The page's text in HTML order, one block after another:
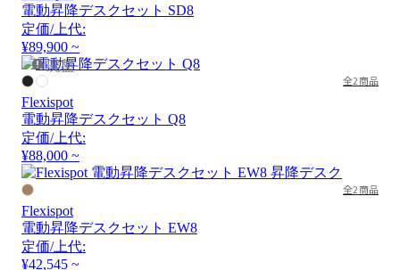
電動昇降デスクセット SD8
定価/上代:
¥89,900 ~
廃盤
全2商品
Flexispot
電動昇降デスクセット Q8
定価/上代:
¥88,000 ~
全2商品
Flexispot
電動昇降デスクセット EW8
定価/上代:
¥42,545 ~